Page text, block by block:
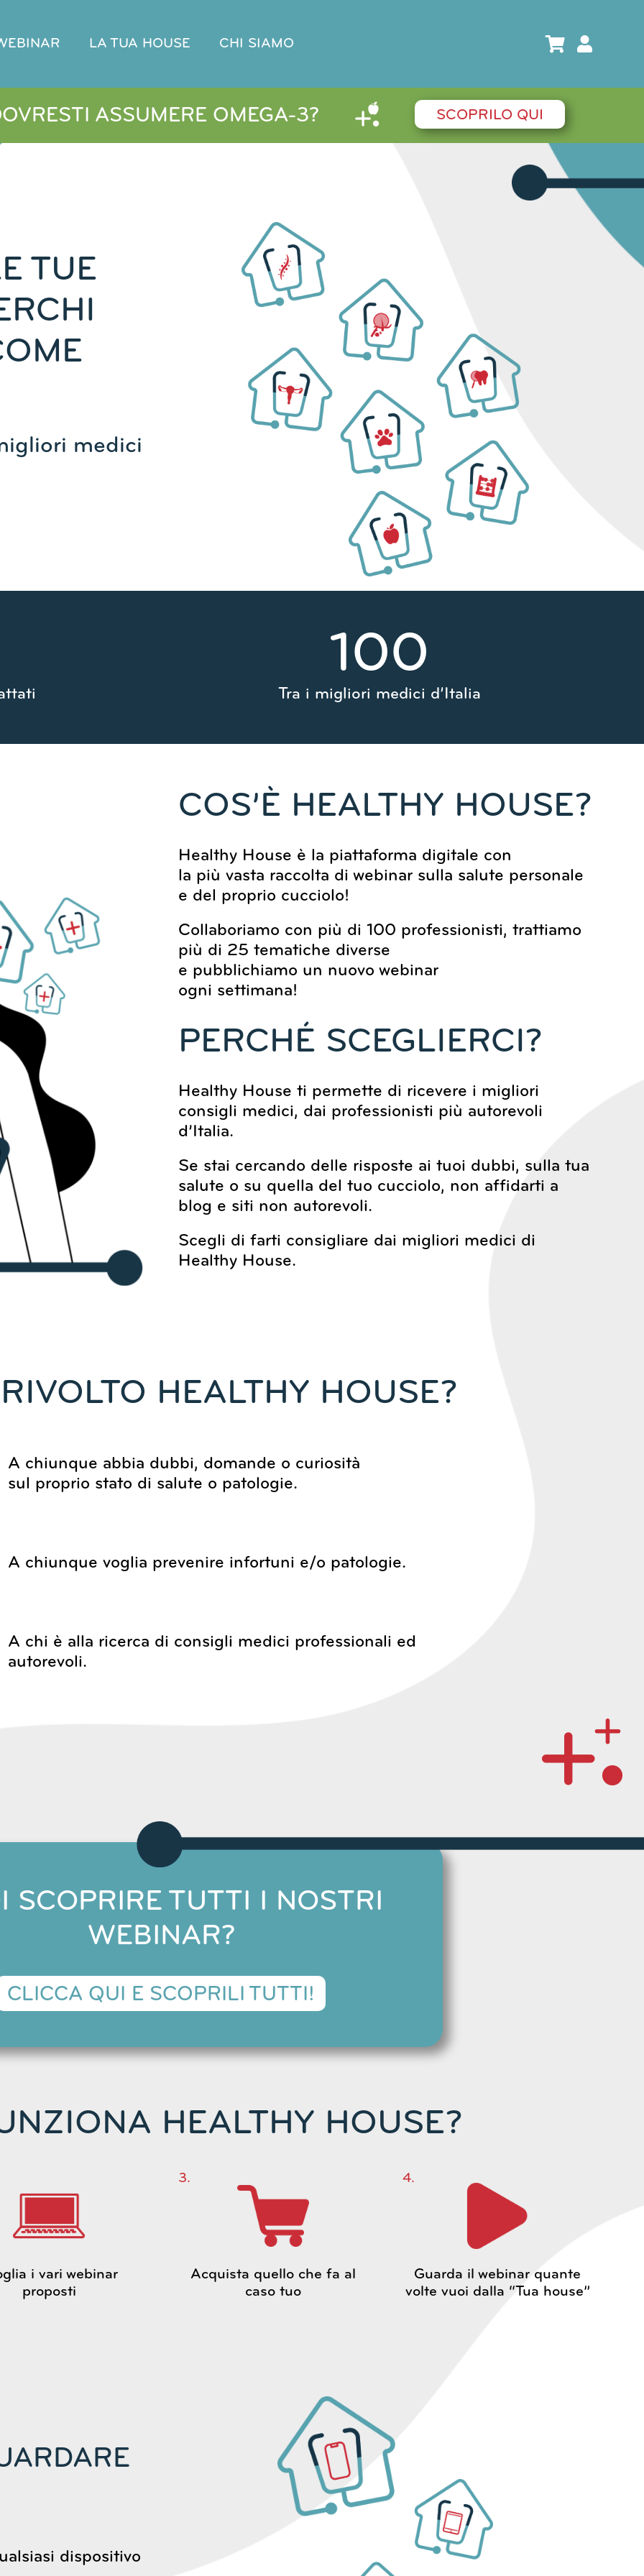
LA TUA HOUSE CHI SIAMO
ASSUMERE OMEGA-3? SCOPRILO QUI
TUE
medici
100
Tra i migliori medici d’Italia
COS’È HEALTHY HOUSE?
Healthy House è la piattaforma digitale con
la più vasta raccolta di webinar sulla salute personale
e del proprio cucciolo!
Collaboriamo con più di 100 professionisti, trattiamo
più di 25 tematiche diverse
e pubblichiamo un nuovo webinar
ogni settimana!
PERCHÉ SCEGLIERCI?
Healthy House ti permette di ricevere i migliori
consigli medici, dai professionisti più autorevoli
d’Italia.
Se stai cercando delle risposte ai tuoi dubbi, sulla tua
salute o su quella del tuo cucciolo, non affidarti a
blog e siti non autorevoli.
Scegli di farti consigliare dai migliori medici di
Healthy House.
HEALTHY HOUSE?
A chiunque abbia dubbi, domande o curiosità
sul proprio stato di salute o patologie.
A chiunque voglia prevenire infortuni e/o patologie.
A chi è alla ricerca di consigli medici professionali ed
autorevoli.
SCOPRIRE TUTTI I NOSTRI
WEBINAR?
CLICCA QUI E SCOPRILI TUTTI!
HEALTHY HOUSE?
i vari webinar
proposti
3.
Acquista quello che fa al
caso tuo
4.
Guarda il webinar quante
volte vuoi dalla “Tua house”
dispositivo